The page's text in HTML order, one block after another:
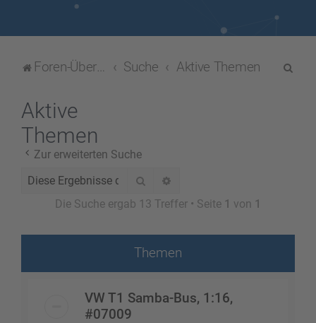
Foren-Übersicht Suche Aktive Themen
Aktive
Themen
Zur erweiterten Suche
Suche
Die Suche ergab 13 Treffer • Seite 1 von 1
Themen
VW T1 Samba-Bus, 1:16,
#07009